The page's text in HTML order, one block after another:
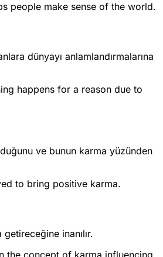
people make sense of the world.
dünyayı anlamlandırmalarına
happens for a reason due to
ve bunun karma yüzünden
to bring positive karma.
inanılır.